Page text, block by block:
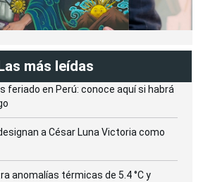
más leídas
feriado en Perú: conoce aquí si habrá
a César Luna Victoria como
anomalías térmicas de 5.4 °C y